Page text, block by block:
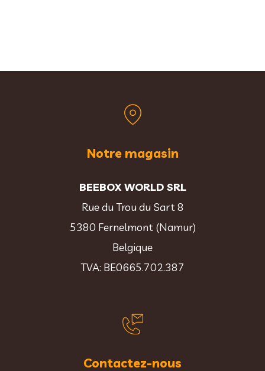
Notre magasin
BEEBOX WORLD SRL
Rue du Trou du Sart 8
5380 Fernelmont (Namur)
Belgique
TVA: BE0665.702.387
Contactez-nous